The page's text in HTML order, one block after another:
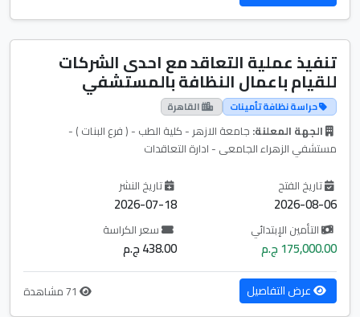
تنفيذ عملية التعاقد مع احدى الشركات
للقيام باعمال النظافة بالمستشفي
حراسة نظافة تأمينات القاهرة
الجهة المعلنة: جامعة الازهر - كلية الطب - ( فرع البنات ) -
مستشفي الزهراء الجامعى - ادارة التعاقدات
تاريخ الفتح
2026-08-06
تاريخ النشر
2026-07-18
التأمين الإبتدائي
175,000.00 ج.م
سعر الكراسة
438.00 ج.م
عرض التفاصيل